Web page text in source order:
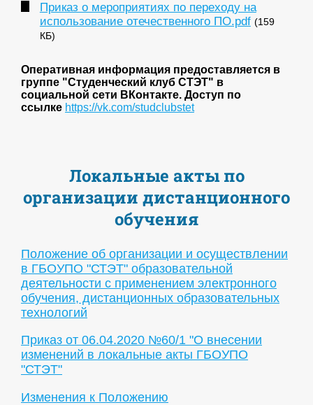
Приказ о мероприятиях по переходу на
использование отечественного ПО.pdf (159
КБ)
Оперативная информация предоставляется в
группе "Студенческий клуб СТЭТ" в
социальной сети ВКонтакте. Доступ по
ссылке https://vk.com/studclubstet
Локальные акты по
организации дистанционного
обучения
Положение об организации и осуществлении
в ГБОУПО "СТЭТ" образовательной
деятельности с применением электронного
обучения, дистанционных образовательных
технологий
Приказ от 06.04.2020 №60/1 "О внесении
изменений в локальные акты ГБОУПО
"СТЭТ"
Изменения к Положению